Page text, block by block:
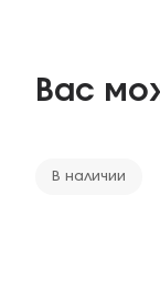
Вас
В наличии